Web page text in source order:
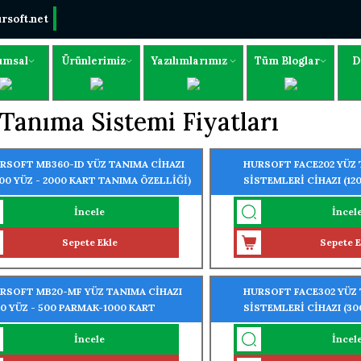
Ürünlerimiz Yazılımlarımız Tüm Bloglar
Sistemi Fiyatları
MB360-ID YÜZ TANIMA CİHAZI
YÜZ - 2000 KART TANIMA ÖZELLİĞİ)
İncele
Sepete Ekle
HURSOFT FACE202 YÜZ
SİSTEMLERİ CİHAZI
1.200 PARMAK OKUMA
Sepete
MB20-MF YÜZ TANIMA CİHAZI
YÜZ - 500 PARMAK-1000 KART
ÖZELLİĞİ)
İncele
HURSOFT FACE302
SİSTEMLERİ CİHAZI
PARMAK OKUMA